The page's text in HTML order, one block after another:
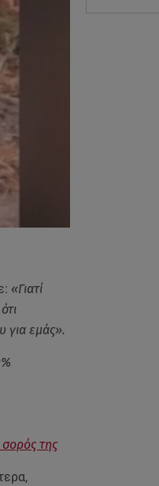
«Γιατί
για εμάς».
της